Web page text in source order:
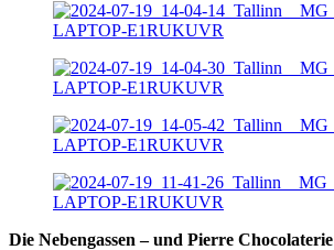
Die Nebengassen – und Pierre Chocolaterie